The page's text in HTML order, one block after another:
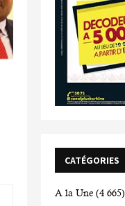
CATÉGORIES
A la Une (4 665)